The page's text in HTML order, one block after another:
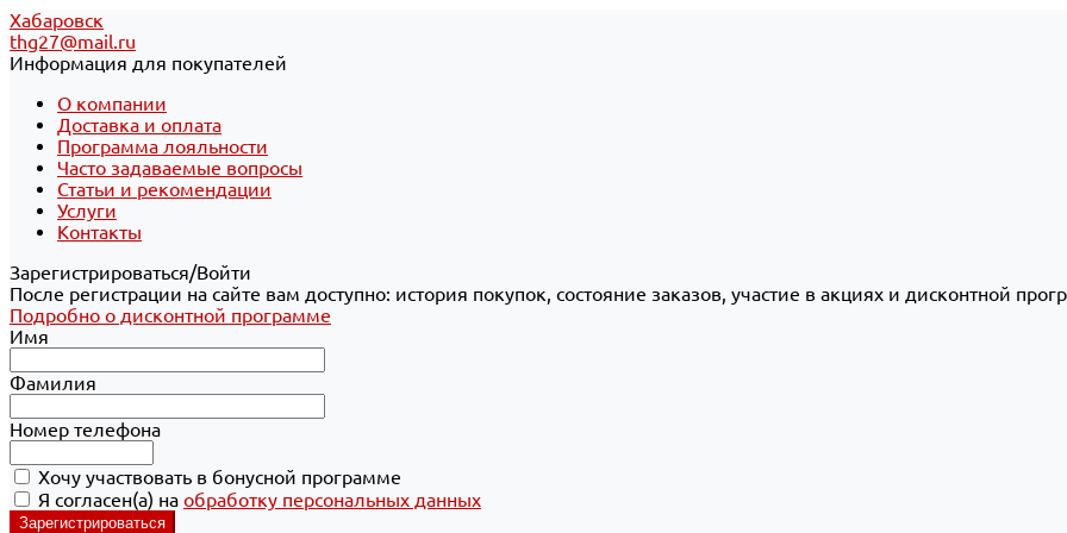
Хабаровск
thg27@mail.ru
Информация для покупателей
О компании
Доставка и оплата
Программа лояльности
Часто задаваемые вопросы
Статьи и рекомендации
Услуги
Контакты
Зарегистрироваться/Войти
После регистрации на сайте вам доступно: история покупок, состояние заказов, участие в акциях и дисконтной
Подробно о дисконтной программе
Имя
Фамилия
Номер телефона
Хочу участвовать в бонусной программе
Я согласен(а) на обработку персональных данных